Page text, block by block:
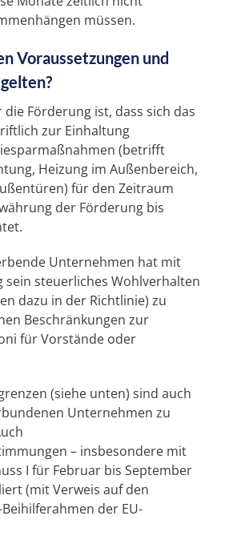
müssen.
Voraussetzungen und
Förderung ist, dass sich das
zur Einhaltung
(betrifft
Heizung im Außenbereich,
für den Zeitraum
der Förderung bis
Unternehmen hat mit
sein steuerliches Wohlverhalten
dazu in der Richtlinie) zu
Beschränkungen zur
für Vorstände oder
(siehe unten) sind auch
Unternehmen zu
– insbesondere mit
I für Februar bis September
(mit Verweis auf den
der EU-